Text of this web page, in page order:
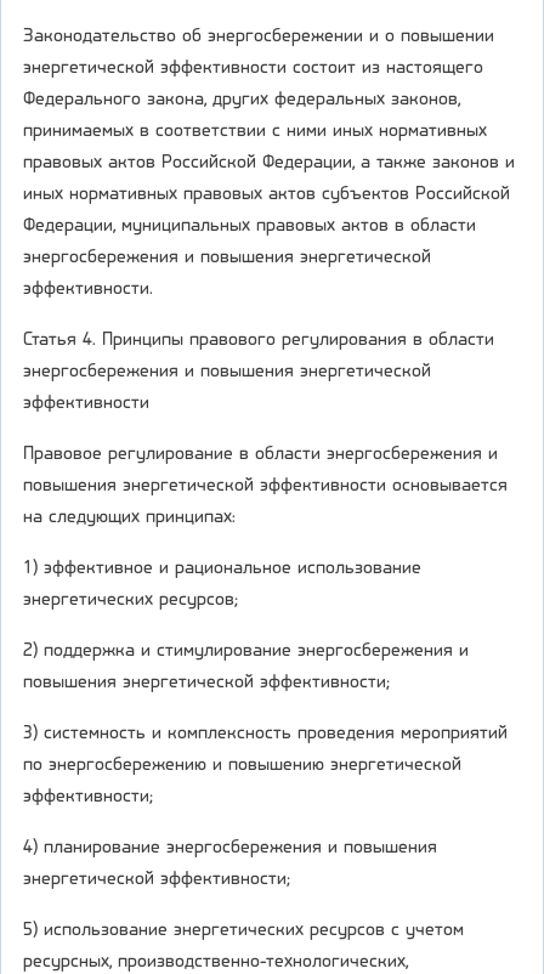
Законодательство об энергосбережении и о повышении
энергетической эффективности состоит из настоящего
Федерального закона, других федеральных законов,
принимаемых в соответствии с ними иных нормативных
правовых актов Российской Федерации, а также законов и
иных нормативных правовых актов субъектов Российской
Федерации, муниципальных правовых актов в области
энергосбережения и повышения энергетической
эффективности.
Статья 4. Принципы правового регулирования в области
энергосбережения и повышения энергетической
эффективности
Правовое регулирование в области энергосбережения и
повышения энергетической эффективности основывается
на следующих принципах:
1) эффективное и рациональное использование
энергетических ресурсов;
2) поддержка и стимулирование энергосбережения и
повышения энергетической эффективности;
3) системность и комплексность проведения мероприятий
по энергосбережению и повышению энергетической
эффективности;
4) планирование энергосбережения и повышения
энергетической эффективности;
5) использование энергетических ресурсов с учетом
ресурсных, производственно-технологических,